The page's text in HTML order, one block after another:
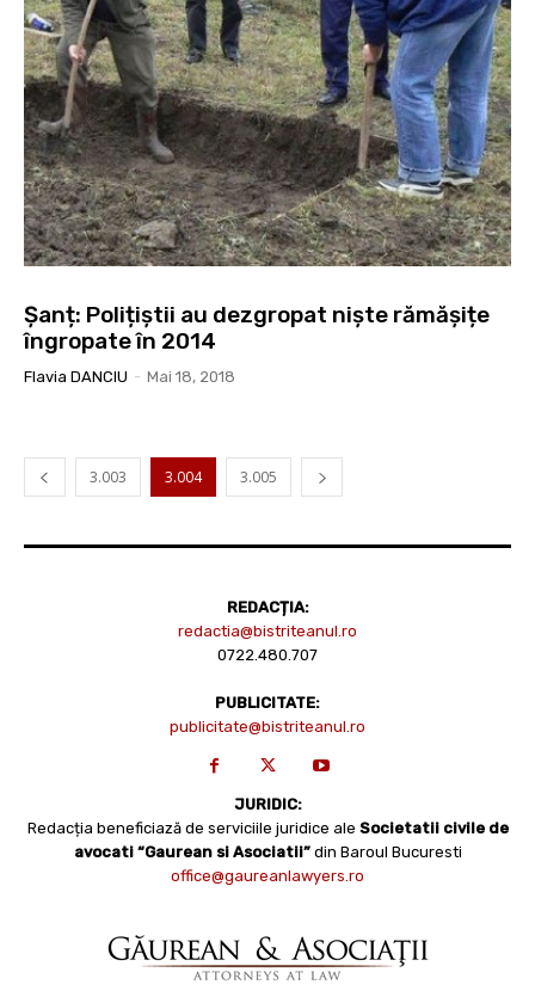
Șanț: Polițiștii au dezgropat niște rămășițe
îngropate în 2014
Flavia DANCIU - Mai 18, 2018
3.003 3.004 3.005
REDACȚIA:
redactia@bistriteanul.ro
0722.480.707
PUBLICITATE:
publicitate@bistriteanul.ro
JURIDIC:
Redacția beneficiază de serviciile juridice ale Societatii civile de
avocati “Gaurean si Asociatii” din Baroul Bucuresti
office@gaureanlawyers.ro